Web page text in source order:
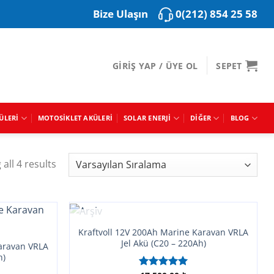
Bize Ulaşın 0(212) 854 25 58
GIRIŞ YAP / ÜYE OL SEPET
MOTOSIKLET AKÜLERI SOLAR ENERJI DIĞER BLOG
all 4 results
VRLA
STOKTA YOK
Kraftvoll 12V 200Ah Marine Karavan VRLA
Jel Akü (C20 – 220Ah)